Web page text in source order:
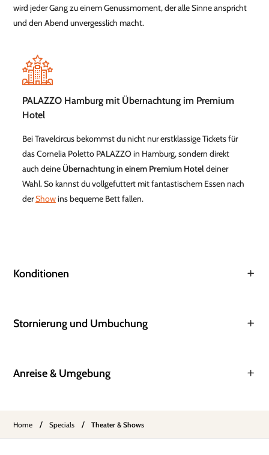
wird jeder Gang zu einem Genussmoment, der alle Sinne anspricht
und den Abend unvergesslich macht.
PALAZZO Hamburg mit Übernachtung im Premium
Hotel
Bei Travelcircus bekommst du nicht nur erstklassige Tickets für
das Cornelia Poletto PALAZZO in Hamburg, sondern direkt
auch deine Übernachtung in einem Premium Hoteldeiner
Wahl. So kannst du vollgefuttert mit fantastischem Essen nach
derShowins bequeme Bett fallen.
Konditionen
Stornierung und Umbuchung
Anreise & Umgebung
Home / Specials / Theater & Shows